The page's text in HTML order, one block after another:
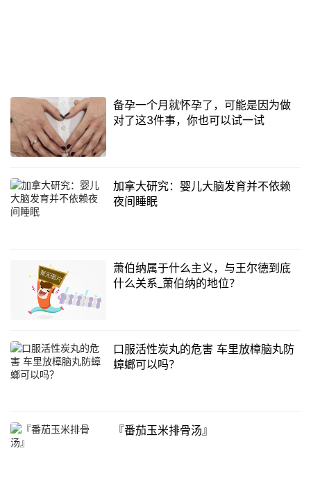
备孕一个月就怀孕了，可能是因为做
对了这3件事，你也可以试一试
加拿大研究：婴儿大脑发育并不依赖
夜间睡眠
萧伯纳属于什么主义，与王尔德到底
什么关系_萧伯纳的地位？
口服活性炭丸的危害 车里放樟脑丸防
蟑螂可以吗？
『番茄玉米排骨汤』